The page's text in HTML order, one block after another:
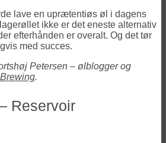
lave en uprætentiøs øl i dagens
ikke er det eneste alternativ
efterhånden er overalt. Og det tør
med succes.
Petersen – ølblogger og
.
Reservoir